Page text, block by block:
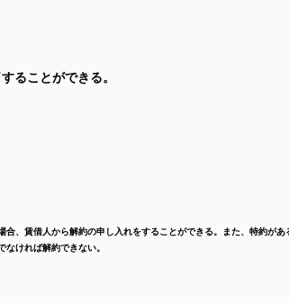
ることができる。
、賃借人から解約の申し入れをすることができる。
また、特約があ
ければ解約できない。